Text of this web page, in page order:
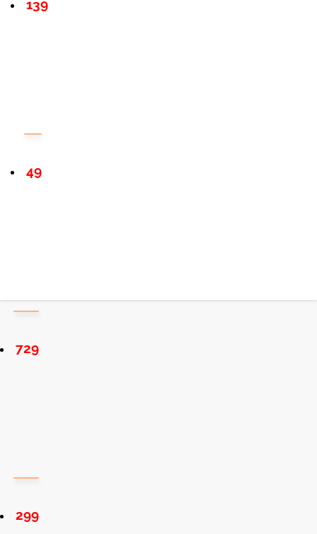
139
49
729
299